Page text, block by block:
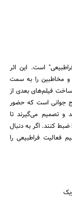
است. این اثر
و مخاطبین را به سمت
فیلم‌های بعدی از
جوانی است که حضور
و تصمیم می‌گیرند تا
کنند. اگر به دنبال
فعالیت فراطبیعی را